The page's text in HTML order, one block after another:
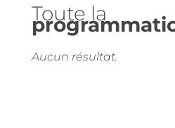
Toute la
Aucun résultat.